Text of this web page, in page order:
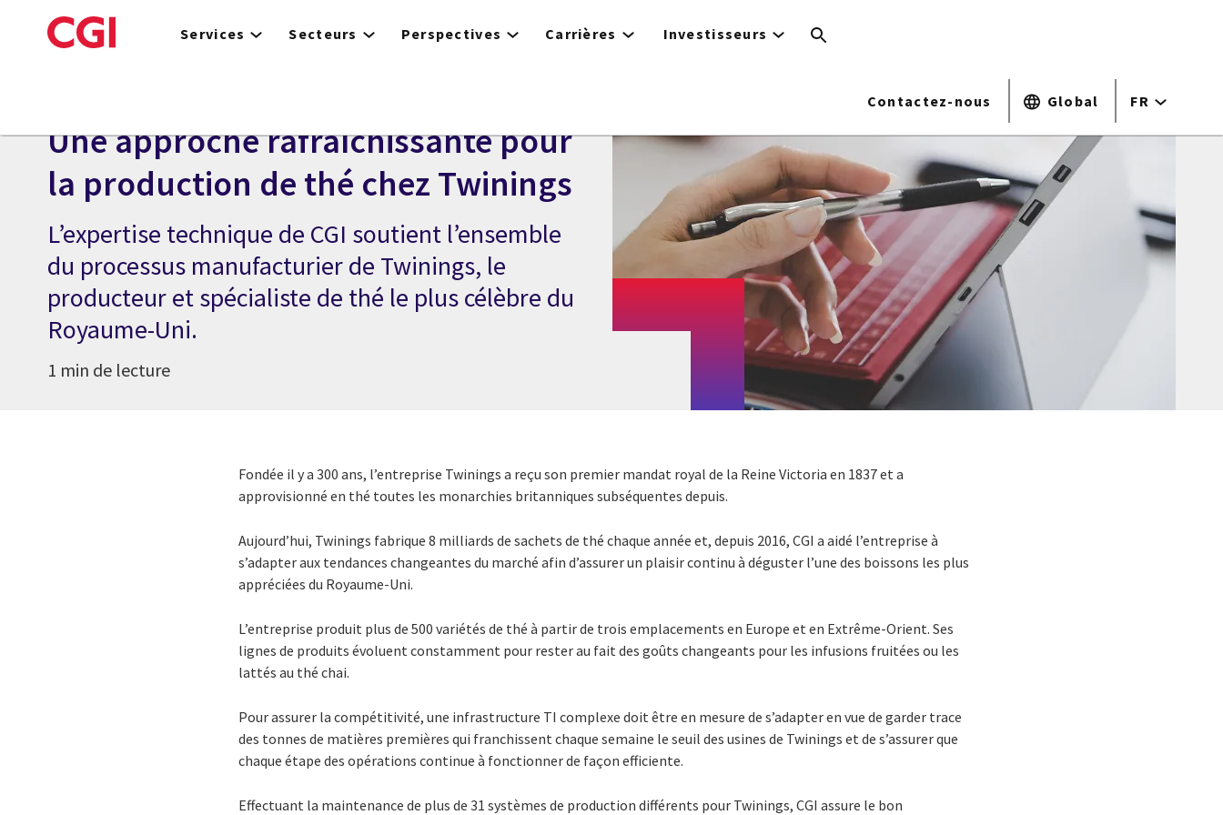
to
Services Secteurs Perspectives Carrières Investisseurs
Contactez-nous Global FR
Une approche rafraîchissante pour
la production de thé chez Twinings
L’expertise technique de CGI soutient l’ensemble
du processus manufacturier de Twinings, le
producteur et spécialiste de thé le plus célèbre du
Royaume-Uni.
1 min de lecture
Fondée il y a 300 ans, l’entreprise Twinings a reçu son premier mandat royal de la Reine Victoria en 1837 et a
approvisionné en thé toutes les monarchies britanniques subséquentes depuis.
Aujourd’hui, Twinings fabrique 8 milliards de sachets de thé chaque année et, depuis 2016, CGI a aidé l’entreprise à
s’adapter aux tendances changeantes du marché afin d’assurer un plaisir continu à déguster l’une des boissons les plus
appréciées du Royaume-Uni.
L’entreprise produit plus de 500 variétés de thé à partir de trois emplacements en Europe et en Extrême-Orient. Ses
lignes de produits évoluent constamment pour rester au fait des goûts changeants pour les infusions fruitées ou les
lattés au thé chai.
Pour assurer la compétitivité, une infrastructure TI complexe doit être en mesure de s’adapter en vue de garder trace
des tonnes de matières premières qui franchissent chaque semaine le seuil des usines de Twinings et de s’assurer que
chaque étape des opérations continue à fonctionner de façon efficiente.
Effectuant la maintenance de plus de 31 systèmes de production différents pour Twinings, CGI assure le bon